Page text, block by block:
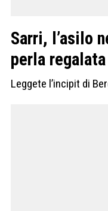
Sarri, l’asilo
perla
Leggete l’incipit di